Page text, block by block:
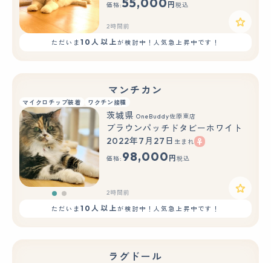
価格: 円 税込
2時間前
ただいま10人以上が検討中！人気急上昇中です！
マンチカン
マイクロチップ装着 ワクチン接種
もっと見る
茨城県 OneBuddy佐原東店
ブラウンパッチドタビーホワイト
2022年7月27日 生まれ
価格: 98,000 円 税込
2時間前
ただいま10人以上が検討中！人気急上昇中です！
ラグドール